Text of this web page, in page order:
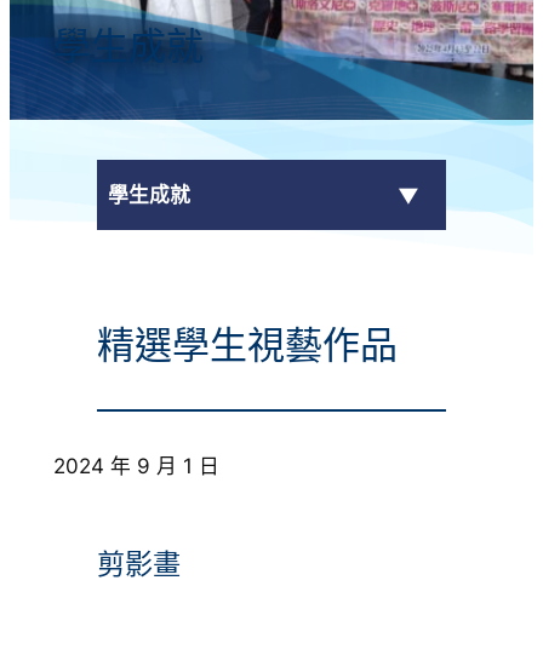
學生成就
學生成就
校外獎項
學校活動
學生作品
精選學生視藝作品
2024 年 9 月 1 日
剪影畫